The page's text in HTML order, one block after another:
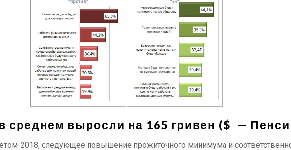
среднем выросли на 165 гривен ($ —
2018, следующее повышение прожиточного минимума и